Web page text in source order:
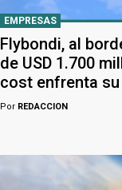
EMPRESAS
Flybondi, al
de USD 1.700
cost enfrenta
Por REDACCION